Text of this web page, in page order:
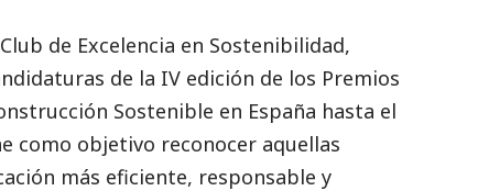
de Excelencia en Sostenibilidad,
de la IV edición de los Premios
Sostenible en España hasta el
como objetivo reconocer aquellas
más eficiente, responsable y